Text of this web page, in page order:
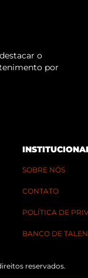
o
por
SOBRE NÓS
CONTATO
POLÍTICA DE
BANCO DE
reservados.